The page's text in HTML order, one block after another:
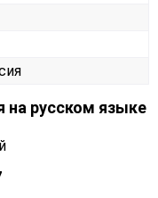
на русском языке